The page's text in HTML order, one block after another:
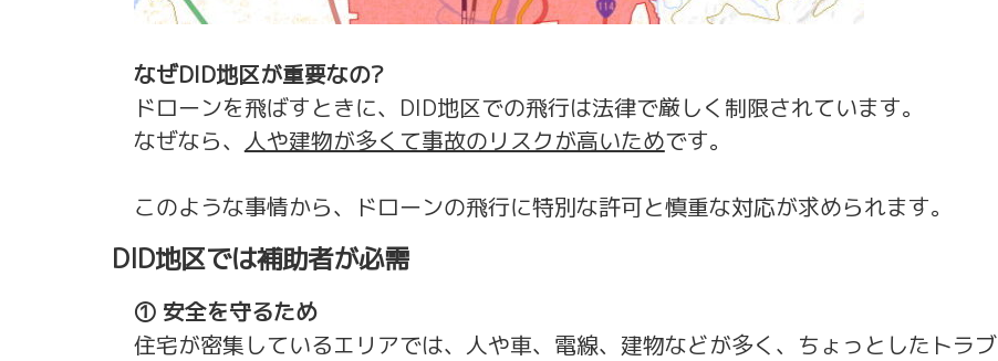
なぜDID地区が重要なの?
ドローンを飛ばすときに、DID地区での飛行は法律で厳しく制限されています。
なぜなら、 人や建物が多くて事故のリスクが高いためです。
このような事情から、ドローンの飛行に特別な許可と慎重な対応が求められます。
DID地区では補助者が必需
① 安全を守るため
住宅が密集しているエリアでは、人や車、電線、建物などが多く、ちょっとしたトラブ